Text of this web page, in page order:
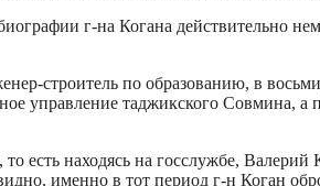
г-на Когана
строитель по образованию, в
управление таджикского Совмина,
есть находясь на госслужбе, Валерий
именно в тот период г-н Коган